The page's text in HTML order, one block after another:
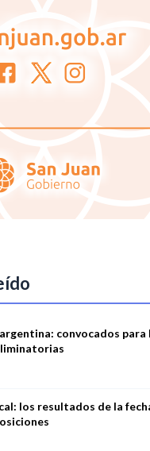
convocados
los resultados de la